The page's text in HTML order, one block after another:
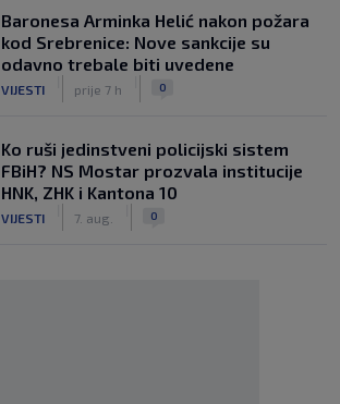
Baronesa Arminka Helić nakon požara
kod Srebrenice: Nove sankcije su
odavno trebale biti uvedene
VIJESTI prije 7 h 0
Ko ruši jedinstveni policijski sistem
FBiH? NS Mostar prozvala institucije
HNK, ZHK i Kantona 10
VIJESTI 7. aug. 0